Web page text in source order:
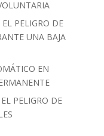
PELIGRO DE
UNA BAJA
EN
PELIGRO DE